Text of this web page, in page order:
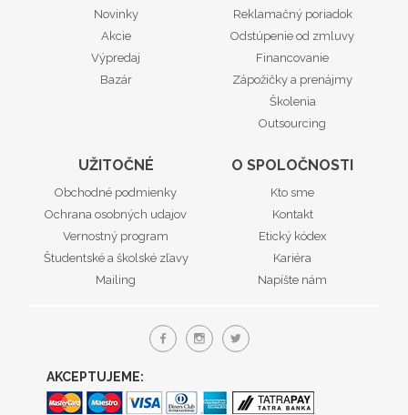
Novinky
Akcie
Výpredaj
Bazár
Reklamačný poriadok
Odstúpenie od zmluvy
Financovanie
Zápožičky a prenájmy
Školenia
Outsourcing
UŽITOČNÉ
Obchodné podmienky
Ochrana osobných udajov
Vernostný program
Študentské a školské zľavy
Mailing
O SPOLOČNOSTI
Kto sme
Kontakt
Etický kódex
Kariéra
Napíšte nám
AKCEPTUJEME: